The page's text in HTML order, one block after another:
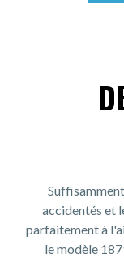
accidentés et
parfaitement à
le modèle